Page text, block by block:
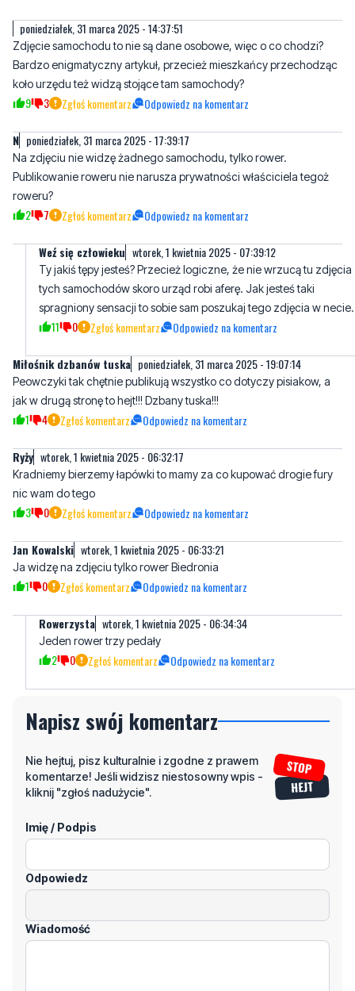
koło urzędu też widzą stojące tam samochody?
9 3 Zgłoś komentarz Odpowiedz na komentarz
N poniedziałek, 31 marca 2025 - 17:39:17
Na zdjęciu nie widzę żadnego samochodu, tylko rower.
roweru?
2 7 Zgłoś komentarz Odpowiedz na komentarz
Weź się człowieku
Ty jakiś tępy jesteś? Przecież logiczne, że nie wrzucą tu zdjęcia
spragniony sensacji to sobie sam poszukaj tego zdjęcia w necie.
11 0 Zgłoś komentarz Odpowiedz na komentarz
Miłośnik dzbanów tuska poniedziałek, 31 marca 2025 - 19:07:14
Peowczyki tak chętnie publikują wszystko co dotyczy pisiakow, a
1 4 Zgłoś komentarz Odpowiedz na komentarz
Ryży wtorek, 1 kwietnia 2025 - 06:32:17
Kradniemy bierzemy łapówki to mamy za co kupować drogie fury
3 0 Zgłoś komentarz Odpowiedz na komentarz
Jan Kowalski wtorek, 1 kwietnia 2025 - 06:33:21
Ja widzę na zdjęciu tylko rower Biedronia
Rowerzysta wtorek, 1 kwietnia 2025 - 06:34:34
Jeden rower trzy pedały
Napisz swój komentarz
komentarze! Jeśli widzisz niestosowny wpis -
kliknij "zgłoś nadużycie".
Imię / Podpis
Odpowiedz
Wiadomość